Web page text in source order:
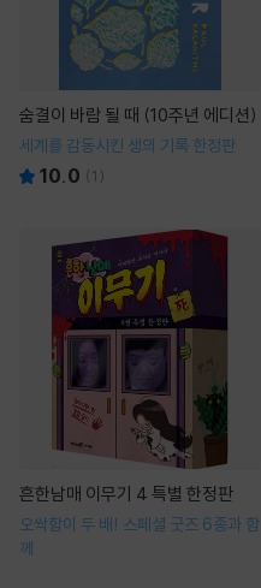
숨결이 바람 될 때 (10주년 에디션)
세계를 감동시킨 생의 기록 한정판
10.0 (1 )
흔한남매 이무기 4 특별 한정판
오싹함이 두 배! 스페셜 굿즈 6종과 함
께